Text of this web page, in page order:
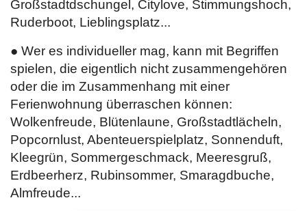
Großstadtdschungel, Citylove, Stimmungshoch,
Ruderboot, Lieblingsplatz...
● Wer es individueller mag, kann mit Begriffen
spielen, die eigentlich nicht zusammengehören
oder die im Zusammenhang mit einer
Ferienwohnung überraschen können:
Wolkenfreude, Blütenlaune, Großstadtlächeln,
Popcornlust, Abenteuerspielplatz, Sonnenduft,
Kleegrün, Sommergeschmack, Meeresgruß,
Erdbeerherz, Rubinsommer, Smaragdbuche,
Almfreude...